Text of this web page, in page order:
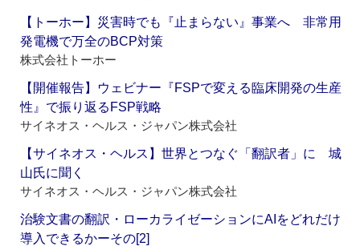
【トーホー】災害時でも『止まらない』事業へ 非常用
発電機で万全のBCP対策
株式会社トーホー
【開催報告】ウェビナー『FSPで変える臨床開発の生産
性』で振り返るFSP戦略
サイネオス・ヘルス・ジャパン株式会社
【サイネオス・ヘルス】世界とつなぐ「翻訳者」に 城
山氏に聞く
サイネオス・ヘルス・ジャパン株式会社
治験文書の翻訳・ローカライゼーションにAIをどれだけ
導入できるかーその[2]